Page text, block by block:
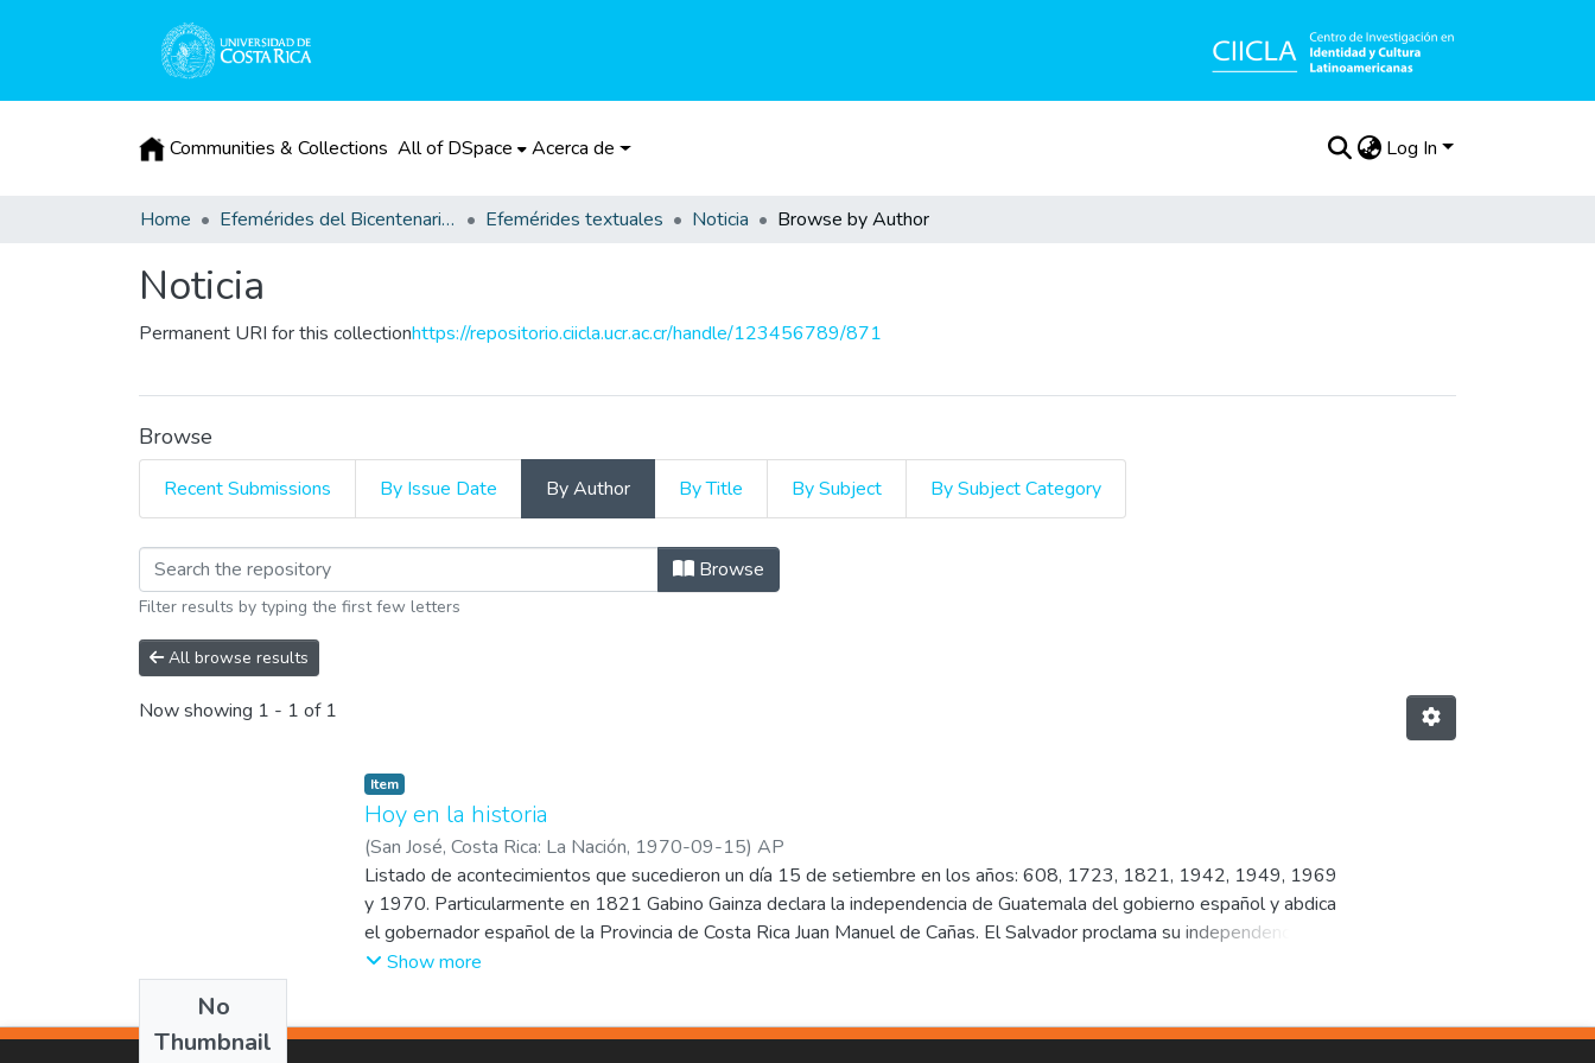
Communities & Collections All of DSpace Acerca de Log In
Home Efemérides del Bicentenario de la Independencia de Costa Rica Efemérides textuales Noticia Browse by Author
Noticia
Permanent URI for this collectionhttps://repositorio.ciicla.ucr.ac.cr/handle/123456789/871
Browse
Recent Submissions By Issue Date By Author By Title By Subject By Subject Category
Browsing Noticia by Author "AP"
Browse
Filter results by typing the first few letters
All browse results
Now showing 1 - 1 of 1
No
Thumbnail
Item
Hoy en la historia
(San José, Costa Rica: La Nación, 1970-09-15) AP
Listado de acontecimientos que sucedieron un día 15 de setiembre en los años: 608, 1723, 1821, 1942, 1949, 1969
y 1970. Particularmente en 1821 Gabino Gainza declara la independencia de Guatemala del gobierno español y abdica
el gobernador español de la Provincia de Costa Rica Juan Manuel de Cañas. El Salvador proclama su independencia y
Honduras opta por su independencia junto con las demás provincias de la Capitanía General de Guatemala.
Show more